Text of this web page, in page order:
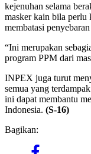
kejenuhan selama
masker kain bila perlu
membatasi
“Ini merupakan
program PPM dari
INPEX juga turut
semua yang
ini dapat membantu
Indonesia. (S-16)
Bagikan: